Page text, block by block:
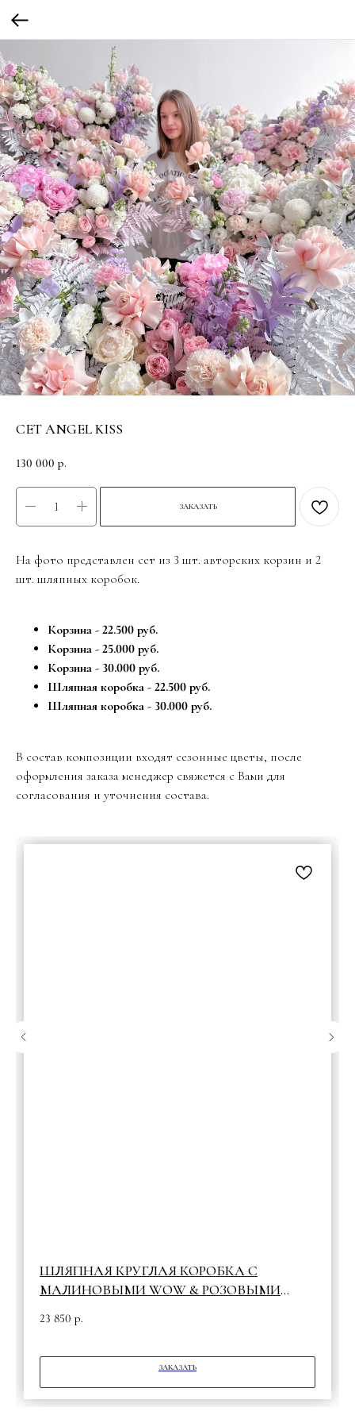
СЕТ ANGEL KISS
130 000 р.
ЗАКАЗАТЬ
На фото представлен сет из 3 шт. авторских корзин и 2
шт. шляпных коробок.
Корзина - 22.500 руб.
Корзина - 25.000 руб.
Корзина - 30.000 руб.
Шляпная коробка - 22.500 руб.
Шляпная коробка - 30.000 руб.
В состав композиции входят сезонные цветы, после
оформления заказа менеджер свяжется с Вами для
согласования и уточнения состава.
ШЛЯПНАЯ КРУГЛАЯ КОРОБКА С
МАЛИНОВЫМИ WOW & РОЗОВЫМИ
23 850 р.
ЗАКАЗАТЬ